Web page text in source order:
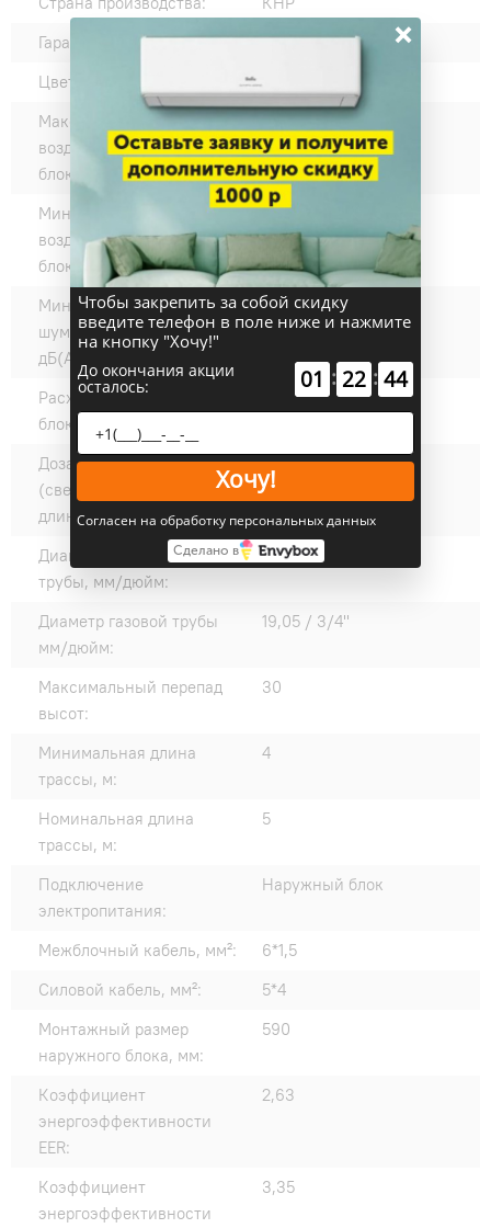
Гарантия производителя:
36
Цвет внутреннего блока:
Максимальный расход
воздуха внутреннего
блока, м³/час:
2150
Минимальный расход
воздуха внутреннего
блока, м³/час:
1400
Минимальный уровень
шума внутреннего блока,
дБ(А):
42
Расход воздуха наружного
блока,, м³/час:
6000
Дозаправка хладагента
(сверх номинальной
длины трассы) г/м:
30
Диаметр жидкостной
трубы, мм/дюйм:
9,53 / 3/8"
Диаметр газовой трубы
мм/дюйм:
19,05 / 3/4"
Максимальный перепад
высот:
30
Минимальная длина
трассы, м:
4
Номинальная длина
трассы, м:
5
Подключение
электропитания:
Наружный блок
Межблочный кабель, мм²:
6*1,5
Силовой кабель, мм²:
5*4
Монтажный размер
наружного блока, мм:
590
Коэффициент
энергоэффективности
EER:
2,63
Коэффициент
энергоэффективности
3,35
×
Чтобы закрепить за собой скидку
введите телефон в поле ниже и нажмите
на кнопку "Хочу!"
До окончания акции
осталось: 01 : 22 : 43
Хочу!
Согласен на обработку персональных данных
Сделано в